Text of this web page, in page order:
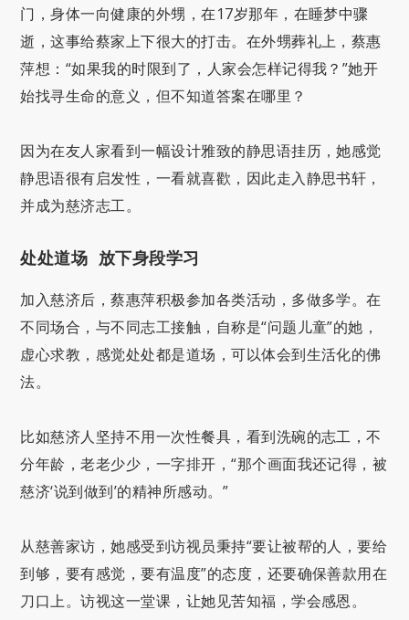
门，身体一向健康的外甥，在17岁那年，在睡梦中骤
逝，这事给蔡家上下很大的打击。在外甥葬礼上，蔡惠
萍想：“如果我的时限到了，人家会怎样记得我？”她开
始找寻生命的意义，但不知道答案在哪里？
因为在友人家看到一幅设计雅致的静思语挂历，她感觉
静思语很有启发性，一看就喜歡，因此走入静思书轩，
并成为慈济志工。
处处道场 放下身段学习
加入慈济后，蔡惠萍积极参加各类活动，多做多学。在
不同场合，与不同志工接触，自称是“问题儿童”的她，
虚心求教，感觉处处都是道场，可以体会到生活化的佛
法。
比如慈济人坚持不用一次性餐具，看到洗碗的志工，不
分年龄，老老少少，一字排开，“那个画面我还记得，被
慈济‘说到做到’的精神所感动。”
从慈善家访，她感受到访视员秉持“要让被帮的人，要给
到够，要有感觉，要有温度”的态度，还要确保善款用在
刀口上。访视这一堂课，让她见苦知福，学会感恩。